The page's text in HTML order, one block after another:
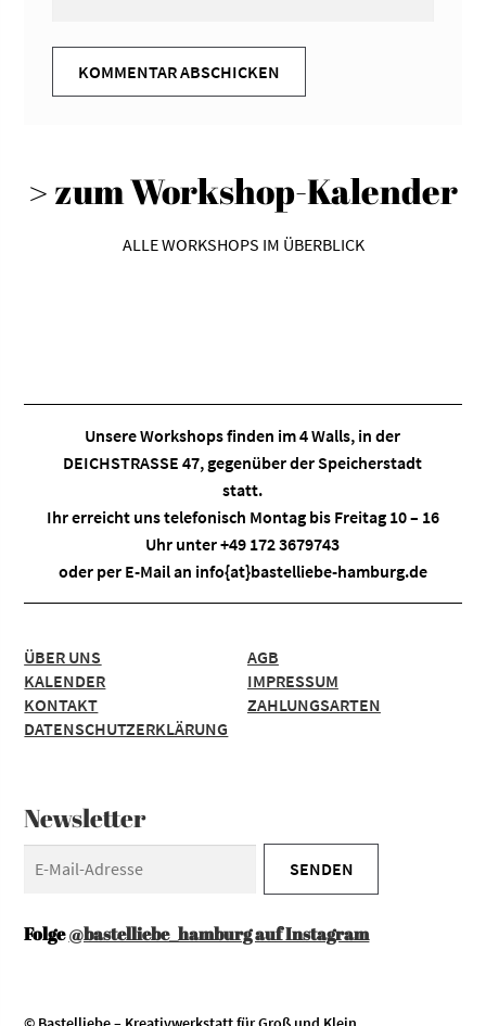
> zum Workshop-Kalender
ALLE WORKSHOPS IM ÜBERBLICK
Unsere Workshops finden im4 Walls, in der
DEICHSTRASSE 47, gegenüber der Speicherstadt
statt.
Ihr erreicht uns telefonisch Montag bis Freitag 10 – 16
Uhr unter +49 172 3679743
oder per E-Mail an info{at}bastelliebe-hamburg.de
ÜBER UNS
KALENDER
KONTAKT
DATENSCHUTZERKLÄRUNG
AGB
IMPRESSUM
ZAHLUNGSARTEN
Newsletter
Folge@bastelliebe_hamburg auf Instagram